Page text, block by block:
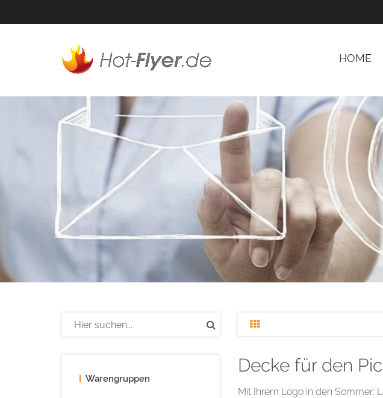
HOME
Warengruppen
Decke für den
Mit Ihrem Logo in den Sommer: